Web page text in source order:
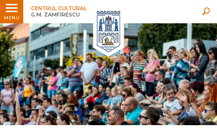
MENU
CENTRUL CULTURAL
G.M. ZAMFIRESCU
Ultimele